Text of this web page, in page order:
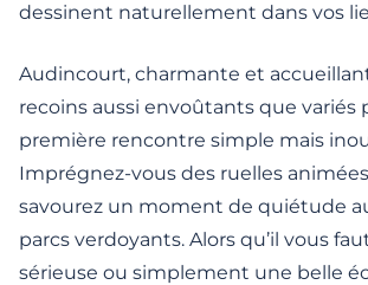
dessinent naturellement dans vos
Audincourt, charmante et
recoins aussi envoûtants que variés
première rencontre simple mais
Imprégnez-vous des ruelles
savourez un moment de quiétude
parcs verdoyants. Alors qu’il vous
sérieuse ou simplement une belle